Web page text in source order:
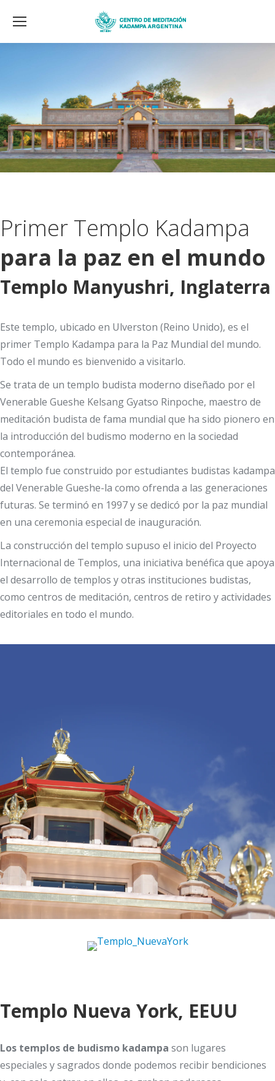
Primer Templo Kadampa
para la paz en el mundo
Templo Manyushri, Inglaterra
Este templo, ubicado en Ulverston (Reino Unido), es el
primer Templo Kadampa para la Paz Mundial del mundo.
Todo el mundo es bienvenido a visitarlo.
Se trata de un templo budista moderno diseñado por el
Venerable Gueshe Kelsang Gyatso Rinpoche, maestro de
meditación budista de fama mundial que ha sido pionero en
la introducción del budismo moderno en la sociedad
contemporánea.
El templo fue construido por estudiantes budistas kadampa
del Venerable Gueshe-la como ofrenda a las generaciones
futuras. Se terminó en 1997 y se dedicó por la paz mundial
en una ceremonia especial de inauguración.
La construcción del templo supuso el inicio del Proyecto
Internacional de Templos, una iniciativa benéfica que apoya
el desarrollo de templos y otras instituciones budistas,
como centros de meditación, centros de retiro y actividades
editoriales en todo el mundo.
Templo Nueva York, EEUU
Los templos de budismo kadampa son lugares
especiales y sagrados donde podemos recibir bendiciones